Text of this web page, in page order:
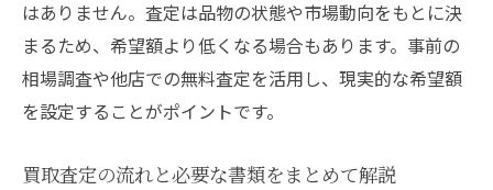
はありません。査定は品物の状態や市場動向をもとに決
まるため、希望額より低くなる場合もあります。事前の
相場調査や他店での無料査定を活用し、現実的な希望額
を設定することがポイントです。
買取査定の流れと必要な書類をまとめて解説